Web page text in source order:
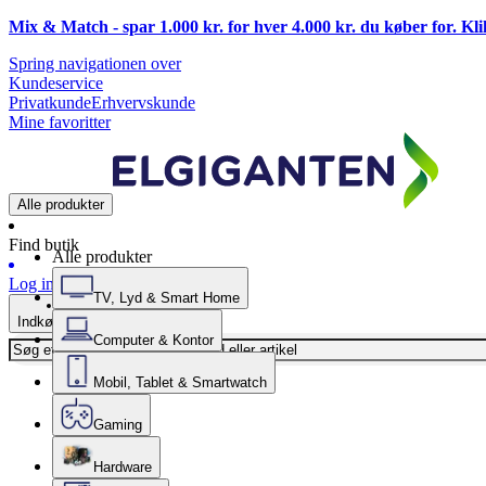
Mix & Match - spar 1.000 kr. for hver 4.000 kr. du køber for.
Spring navigationen over
Kundeservice
PrivatkundeErhvervskunde
Mine favoritter
Alle produkter
Find butik
Log ind
Indkøbskurv
Alle produkter
TV, Lyd & Smart Home
Computer & Kontor
Mobil, Tablet & Smartwatch
Gaming
Hardware